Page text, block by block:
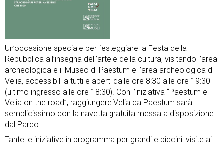
Un’occasione speciale per festeggiare la Festa della
Repubblica all’insegna dell’arte e della cultura, visitando l’area
archeologica e il Museo di Paestum e l’area archeologica di
Velia, accessibili a tutti e aperti dalle ore 8:30 alle ore 19:30
(ultimo ingresso alle ore 18:30). Con l’iniziativa “Paestum e
Velia on the road”, raggiungere Velia da Paestum sarà
semplicissimo con la navetta gratuita messa a disposizione
dal Parco.
Tante le iniziative in programma per grandi e piccini: visite ai